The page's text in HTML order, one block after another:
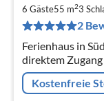
6 Gäste55 m23
2
Ferienhaus in
direktem
Kostenfreie